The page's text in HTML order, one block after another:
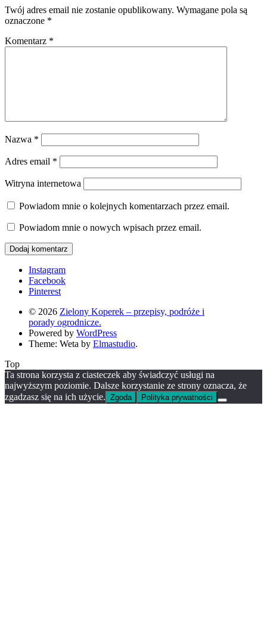
Twój adres email nie zostanie opublikowany. Wymagane pola są
oznaczone *
Komentarz *
Nazwa *
Adres email *
Witryna internetowa
Powiadom mnie o kolejnych komentarzach przez email.
Powiadom mnie o nowych wpisach przez email.
Instagram
Facebook
Pinterest
© 2026 Zielony Koperek – przepisy, podróże i
porady ogrodnicze.
Powered by WordPress
Theme: Weta by Elmastudio.
Top
Ta strona korzysta z ciasteczek aby świadczyć usługi na
najwyższym poziomie. Dalsze korzystanie ze strony oznacza, że
zgadzasz się na ich użycie. Zgoda Polityka prywatności